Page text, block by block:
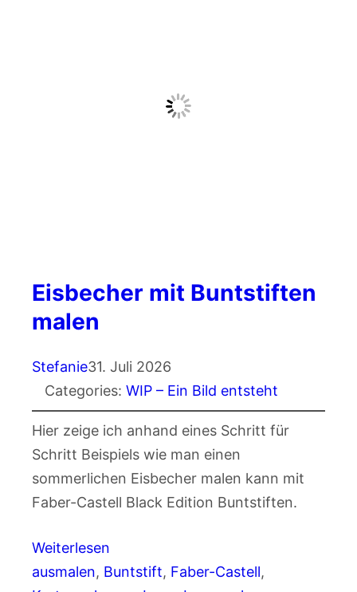
Eisbecher mit Buntstiften
malen
Stefanie31. Juli 2026
Categories: WIP – Ein Bild entsteht
Hier zeige ich anhand eines Schritt für
Schritt Beispiels wie man einen
sommerlichen Eisbecher malen kann mit
Faber-Castell Black Edition Buntstiften.
Weiterlesen
ausmalen, Buntstift, Faber-Castell